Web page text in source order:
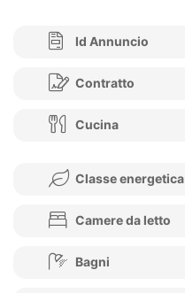
Id Annuncio
Contratto
Cucina
Classe energetica
Camere da letto
Bagni